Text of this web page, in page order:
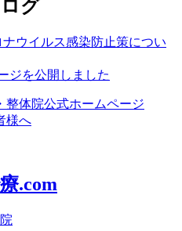
ナウイルス感染防止策につい
ジを公開しました